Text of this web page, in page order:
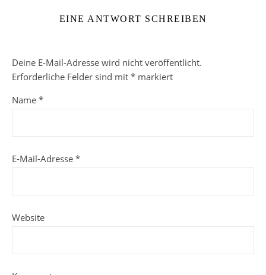
EINE ANTWORT SCHREIBEN
Deine E-Mail-Adresse wird nicht veröffentlicht.
Erforderliche Felder sind mit * markiert
Name *
E-Mail-Adresse *
Website